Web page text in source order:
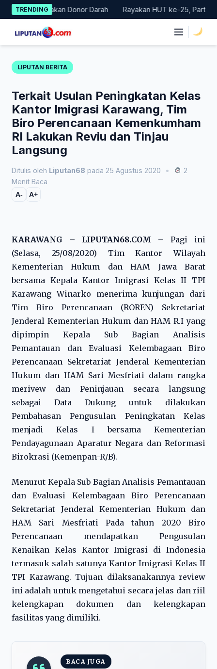
Skip
to
content
TRENDING
Gerakan Donor Darah Rayakan HUT ke-25, Partai
LIPUTAN BERITA
Terkait Usulan Peningkatan Kelas
Kantor Imigrasi Karawang, Tim
Biro Perencanaan Kemenkumham
RI Lakukan Reviu dan Tinjau
Langsung
Ditulis oleh Liputan68 pada 25 Agustus 2020 •
2
Menit Baca
A- A+
KARAWANG – LIPUTAN68.COM – Pagi ini
(Selasa, 25/08/2020) Tim Kantor Wilayah
Kementerian Hukum dan HAM Jawa Barat
bersama Kepala Kantor Imigrasi Kelas II TPI
Karawang Winarko menerima kunjungan dari
Tim Biro Perencanaan (ROREN) Sekretariat
Jenderal Kementerian Hukum dan HAM R.I yang
dipimpin Kepala Sub Bagian Analisis
Pemantauan dan Evaluasi Kelembagaan Biro
Perencanaan Sekretariat Jenderal Kementerian
Hukum dan HAM Sari Mesfriati dalam rangka
merivew dan Peninjauan secara langsung
sebagai Data Dukung untuk dilakukan
Pembahasan Pengusulan Peningkatan Kelas
menjadi Kelas I bersama Kementerian
Pendayagunaan Aparatur Negara dan Reformasi
Birokrasi (Kemenpan-R/B).
Menurut Kepala Sub Bagian Analisis Pemantauan
dan Evaluasi Kelembagaan Biro Perencanaan
Sekretariat Jenderal Kementerian Hukum dan
HAM Sari Mesfriati Pada tahun 2020 Biro
Perencanaan mendapatkan Pengusulan
Kenaikan Kelas Kantor Imigrasi di Indonesia
termasuk salah satunya Kantor Imigrasi Kelas II
TPI Karawang. Tujuan dilaksanakannya review
ini adalah untuk mengetahui secara jelas dan riil
kelengkapan dokumen dan kelengkapan
fasilitas yang dimiliki.
BACA JUGA